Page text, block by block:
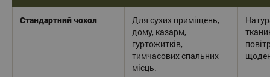
Стандартний чохол
Для сухих приміщень,
дому, казарм,
гуртожитків,
тимчасових спальних
місць.